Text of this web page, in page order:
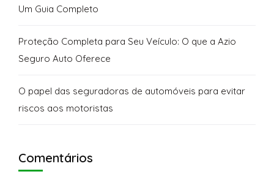
Um Guia Completo
Proteção Completa para Seu Veículo: O que a Azio
Seguro Auto Oferece
O papel das seguradoras de automóveis para evitar
riscos aos motoristas
Comentários